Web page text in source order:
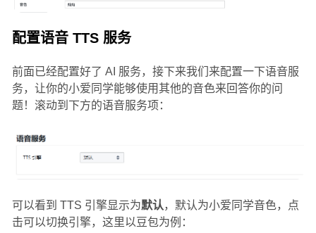
配置语音 TTS 服务
前面已经配置好了 AI 服务，接下来我们来配置一下语音服
务，让你的小爱同学能够使用其他的音色来回答你的问
题！滚动到下方的语音服务项：
可以看到 TTS 引擎显示为默认，默认为小爱同学音色，点
击可以切换引擎，这里以豆包为例：